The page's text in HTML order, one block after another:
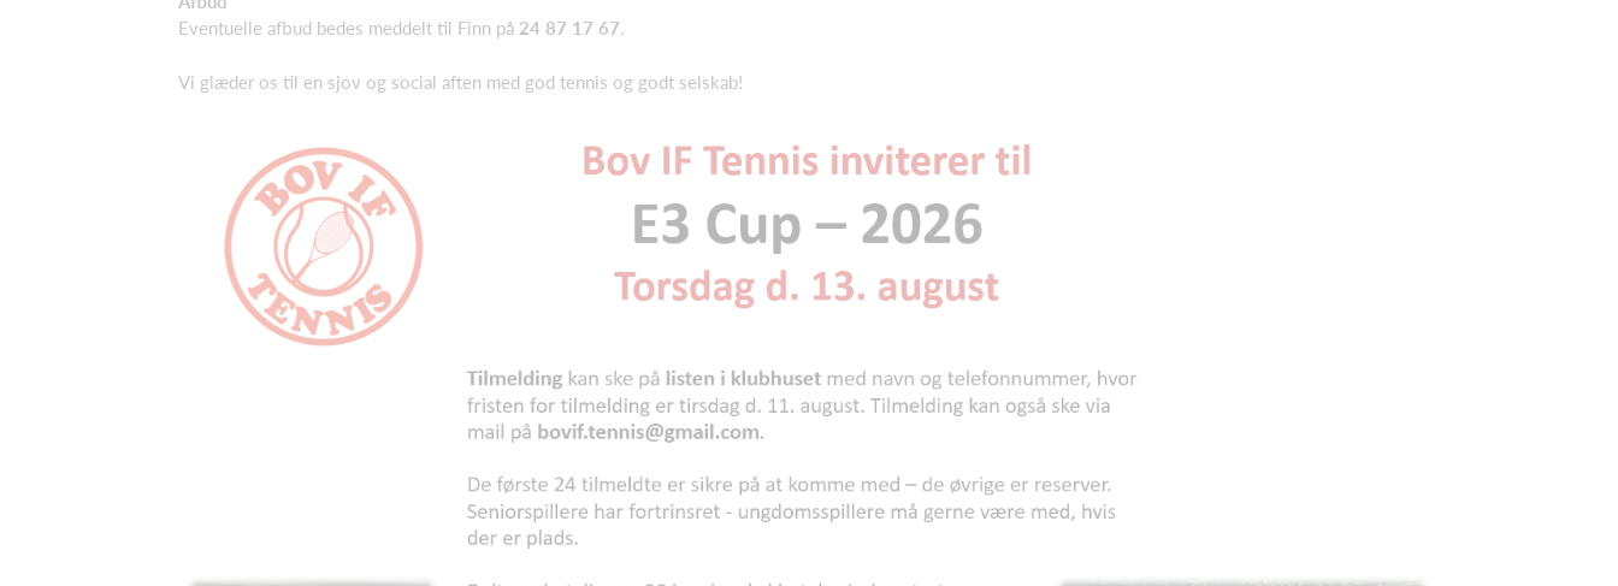
Eventuelle afbud bedes meddelt til Finn på 24 87 17 67.
Vi glæder os til en sjov og social aften med god tennis og godt selskab!